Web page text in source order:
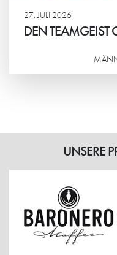
27. JULI 2026
DEN TEAMGEIST
UNSERE